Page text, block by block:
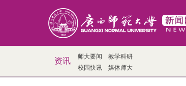
资讯 师大要闻
教学科研
校园快讯
媒体师大